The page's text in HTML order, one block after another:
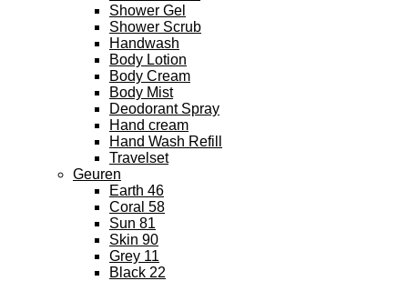
Shower Gel
Shower Scrub
Handwash
Body Lotion
Body Cream
Body Mist
Deodorant Spray
Hand cream
Hand Wash Refill
Travelset
Geuren
Earth 46
Coral 58
Sun 81
Skin 90
Grey 11
Black 22